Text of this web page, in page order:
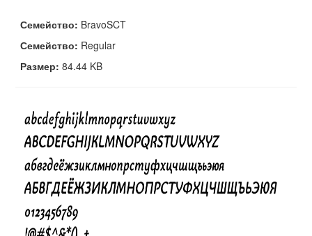
Семейство: BravoSCT
Семейство: Regular
Размер: 84.44 KB